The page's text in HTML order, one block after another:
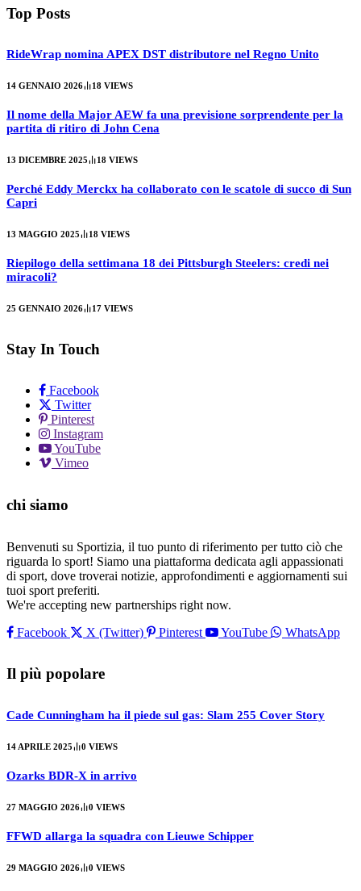
Top Posts
RideWrap nomina APEX DST distributore nel Regno Unito
14 GENNAIO 2026 18 VIEWS
Il nome della Major AEW fa una previsione sorprendente per la
partita di ritiro di John Cena
13 DICEMBRE 2025 18 VIEWS
Perché Eddy Merckx ha collaborato con le scatole di succo di Sun
Capri
13 MAGGIO 2025 18 VIEWS
Riepilogo della settimana 18 dei Pittsburgh Steelers: credi nei
miracoli?
25 GENNAIO 2026 17 VIEWS
Stay In Touch
Facebook
Twitter
Pinterest
Instagram
YouTube
Vimeo
chi siamo
Benvenuti su Sportizia, il tuo punto di riferimento per tutto ciò che
riguarda lo sport! Siamo una piattaforma dedicata agli appassionati
di sport, dove troverai notizie, approfondimenti e aggiornamenti sui
tuoi sport preferiti.
We're accepting new partnerships right now.
Facebook
X (Twitter) Pinterest YouTube WhatsApp
Il più popolare
Cade Cunningham ha il piede sul gas: Slam 255 Cover Story
14 APRILE 2025 0 VIEWS
Ozarks BDR-X in arrivo
27 MAGGIO 2026 0 VIEWS
FFWD allarga la squadra con Lieuwe Schipper
29 MAGGIO 2026 0 VIEWS